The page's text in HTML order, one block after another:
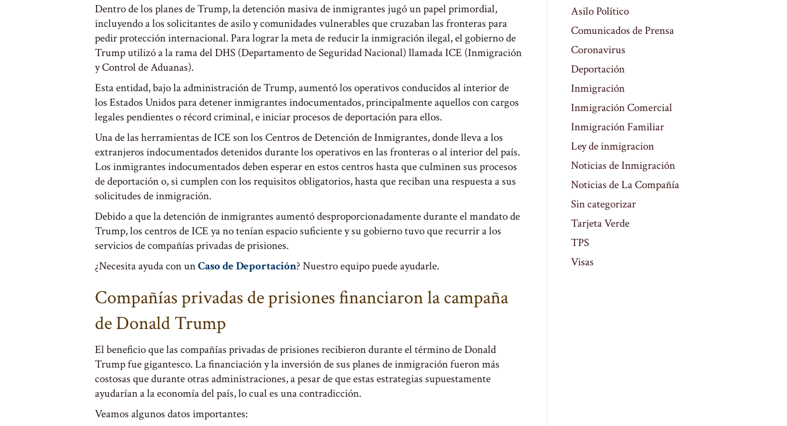
Dentro de los planes de Trump, la detención masiva de inmigrantes jugó un papel primordial,
incluyendo a los solicitantes de asilo y comunidades vulnerables que cruzaban las fronteras para
pedir protección internacional. Para lograr la meta de reducir la inmigración ilegal, el gobierno de
Trump utilizó a la rama del DHS (Departamento de Seguridad Nacional) llamada ICE (Inmigración
y Control de Aduanas).
Esta entidad, bajo la administración de Trump, aumentó los operativos conducidos al interior de
los Estados Unidos para detener inmigrantes indocumentados, principalmente aquellos con cargos
legales pendientes o récord criminal, e iniciar procesos de deportación para ellos.
Una de las herramientas de ICE son los Centros de Detención de Inmigrantes, donde lleva a los
extranjeros indocumentados detenidos durante los operativos en las fronteras o al interior del país.
Los inmigrantes indocumentados deben esperar en estos centros hasta que culminen sus procesos
de deportación o, si cumplen con los requisitos obligatorios, hasta que reciban una respuesta a sus
solicitudes de inmigración.
Debido a que la detención de inmigrantes aumentó desproporcionadamente durante el mandato de
Trump, los centros de ICE ya no tenían espacio suficiente y su gobierno tuvo que recurrir a los
servicios de compañías privadas de prisiones.
¿Necesita ayuda con unCaso de Deportación? Nuestro equipo puede ayudarle.
Compañías privadas de prisiones financiaron la campaña
de Donald Trump
El beneficio que las compañías privadas de prisiones recibieron durante el término de Donald
Trump fue gigantesco. La financiación y la inversión de sus planes de inmigración fueron más
costosas que durante otras administraciones, a pesar de que estas estrategias supuestamente
ayudarían a la economía del país, lo cual es una contradicción.
Veamos algunos datos importantes:
Asilo Político
Comunicados de Prensa
Coronavirus
Deportación
Inmigración
Inmigración Comercial
Inmigración Familiar
Ley de inmigracion
Noticias de Inmigración
Noticias de La Compañía
Sin categorizar
Tarjeta Verde
TPS
Visas